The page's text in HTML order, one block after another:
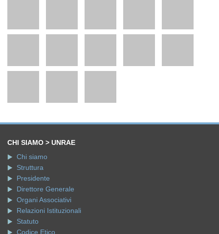
CHI SIAMO > UNRAE
Chi siamo
Struttura
Presidente
Direttore Generale
Organi Associativi
Relazioni Istituzionali
Statuto
Codice Etico